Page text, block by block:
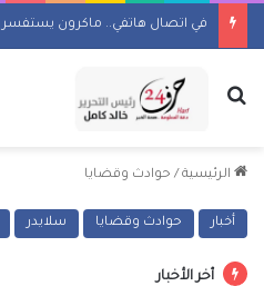
بحث عن
الرئيسية / حوادث وقضايا
أخبار حوادث وقضايا سلايدر
أخر الأخبار